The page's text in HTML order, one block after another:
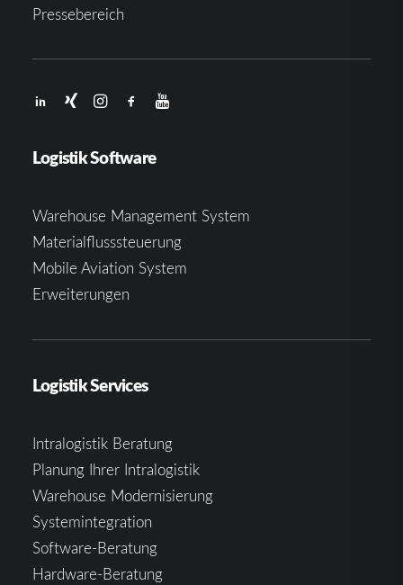
Pressebereich
Logistik Software
Warehouse Management System
Materialflusssteuerung
Mobile Aviation System
Erweiterungen
Logistik Services
Intralogistik Beratung
Planung Ihrer Intralogistik
Warehouse Modernisierung
Systemintegration
Software-Beratung
Hardware-Beratung